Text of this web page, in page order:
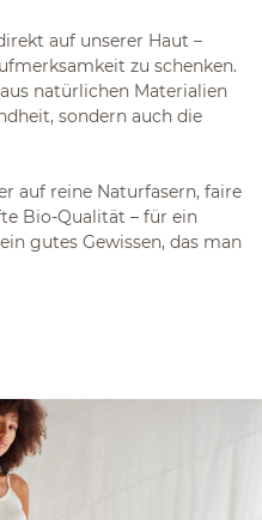
auf unserer Haut –
zu schenken.
natürlichen Materialien
sondern auch die
auf reine Naturfasern, faire
Bio-Qualität – für ein
gutes Gewissen, das man